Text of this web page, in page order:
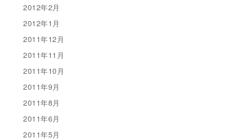
2012年2月
2012年1月
2011年12月
2011年11月
2011年10月
2011年9月
2011年8月
2011年6月
2011年5月